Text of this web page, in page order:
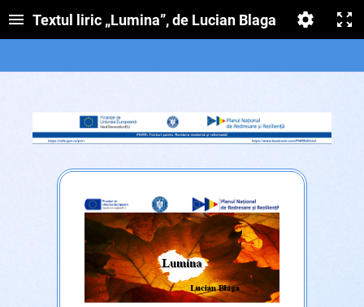
Textul liric „Lumina”, de Lucian Blaga